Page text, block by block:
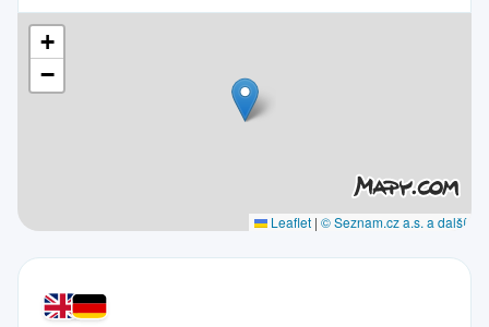
+
−
Leaflet | © Seznam.cz a.s. a další